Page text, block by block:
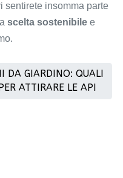
sentirete insomma parte
scelta sostenibile e
DA GIARDINO: QUALI
ATTIRARE LE API